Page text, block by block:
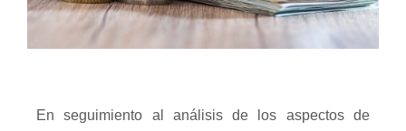
En seguimiento al análisis de los aspectos de